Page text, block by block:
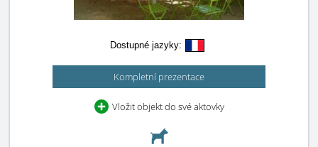
Dostupné jazyky:
Kompletní prezentace
Vložit objekt do své aktovky